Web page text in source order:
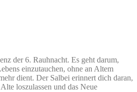
der 6. Rauhnacht. Es geht darum,
einzutauchen, ohne an Altem
dient. Der Salbei erinnert dich daran,
loszulassen und das Neue